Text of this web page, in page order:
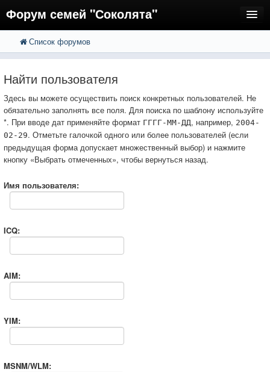
Форум семей "Соколята"
FAQ
Вход
Список форумов
Найти пользователя
Здесь вы можете осуществить поиск конкретных пользователей. Не
обязательно заполнять все поля. Для поиска по шаблону используйте
*. При вводе дат применяйте формат ГГГГ-ММ-ДД, например, 2004-
02-29. Отметьте галочкой одного или более пользователей (если
предыдущая форма допускает множественный выбор) и нажмите
кнопку «Выбрать отмеченных», чтобы вернуться назад.
Имя пользователя:
ICQ:
AIM:
YIM:
MSNM/WLM: